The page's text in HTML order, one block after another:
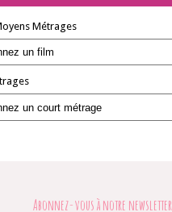
Métrages
Abonnez-vous à notre newsletter